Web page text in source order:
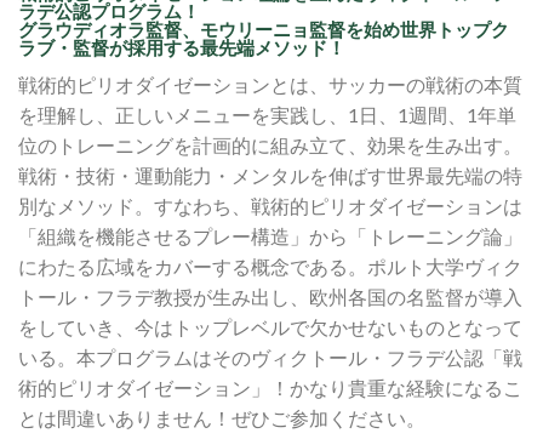
ラデ公認プログラム！
グラウディオラ監督、モウリーニョ監督を始め世界トップク
ラブ・監督が採用する最先端メソッド！
戦術的ピリオダイゼーションとは、サッカーの戦術の本質
を理解し、正しいメニューを実践し、1日、1週間、1年単
位のトレーニングを計画的に組み立て、効果を生み出す。
戦術・技術・運動能力・メンタルを伸ばす世界最先端の特
別なメソッド。すなわち、戦術的ピリオダイゼーションは
「組織を機能させるプレー構造」から「トレーニング論」
にわたる広域をカバーする概念である。ポルト大学ヴィク
トール・フラデ教授が生み出し、欧州各国の名監督が導入
をしていき、今はトップレベルで欠かせないものとなって
いる。本プログラムはそのヴィクトール・フラデ公認「戦
術的ピリオダイゼーション」！かなり貴重な経験になるこ
とは間違いありません！ぜひご参加ください。